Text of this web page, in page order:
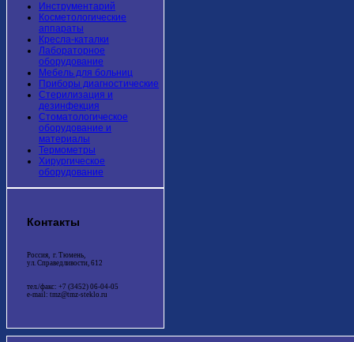
Инструментарий
Косметологические
аппараты
Кресла-каталки
Лабораторное
оборудование
Мебель для больниц
Приборы диагностические
Стерилизация и
дезинфекция
Стоматологическое
оборудование и
материалы
Термометры
Хирургическое
оборудование
Контакты
Россия, г. Тюмень,
ул. Справедливости, 612
тел./факс: +7 (3452) 06-04-05
e-mail: tmz@tmz-steklo.ru